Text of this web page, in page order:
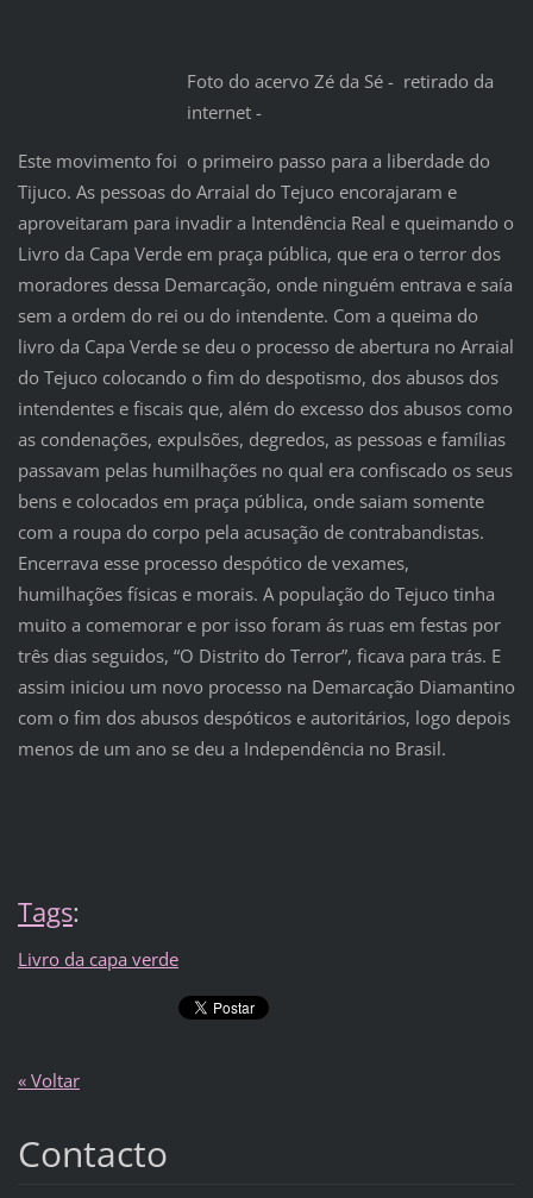
Foto do acervo Zé da Sé - retirado da
internet -
Este movimento foi o primeiro passo para a liberdade do
Tijuco. As pessoas do Arraial do Tejuco encorajaram e
aproveitaram para invadir a Intendência Real e queimando o
Livro da Capa Verde em praça pública, que era o terror dos
moradores dessa Demarcação, onde ninguém entrava e saía
sem a ordem do rei ou do intendente. Com a queima do
livro da Capa Verde se deu o processo de abertura no Arraial
do Tejuco colocando o fim do despotismo, dos abusos dos
intendentes e fiscais que, além do excesso dos abusos como
as condenações, expulsões, degredos, as pessoas e famílias
passavam pelas humilhações no qual era confiscado os seus
bens e colocados em praça pública, onde saiam somente
com a roupa do corpo pela acusação de contrabandistas.
Encerrava esse processo despótico de vexames,
humilhações físicas e morais. A população do Tejuco tinha
muito a comemorar e por isso foram ás ruas em festas por
três dias seguidos, “O Distrito do Terror”, ficava para trás. E
assim iniciou um novo processo na Demarcação Diamantino
com o fim dos abusos despóticos e autoritários, logo depois
menos de um ano se deu a Independência no Brasil.
Tags:
Livro da capa verde
« Voltar
Contacto